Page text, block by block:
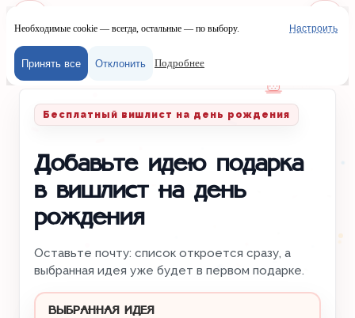
Меню Войти
Главная/Вишлисты/День рождения
Бесплатный вишлист на день рождения
Добавьте идею подарка
в вишлист на день
рождения
Оставьте почту: список откроется сразу, а
выбранная идея уже будет в первом подарке.
ВЫБРАННАЯ ИДЕЯ
Наш сайт
Настроить
Необходимые cookie — всегда, остальные — по выбору.
Принять все Отклонить Подробнее